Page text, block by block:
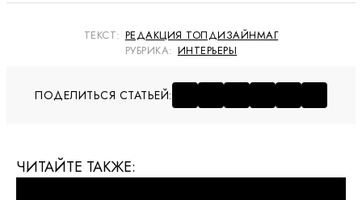
ТЕКСТ: РЕДАКЦИЯ ТОПДИЗАЙНМАГ
РУБРИКА: ИНТЕРЬЕРЫ
ПОДЕЛИТЬСЯ СТАТЬЕЙ:
ЧИТАЙТЕ ТАКЖЕ: